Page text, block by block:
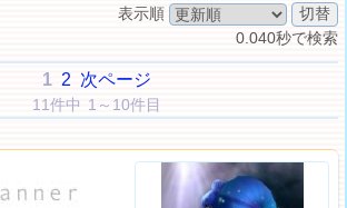
表示順
0.040秒で検索
1 2 次ページ
11件中 1～10件目